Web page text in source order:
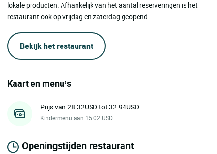
lokale producten. Afhankelijk van het aantal reserveringen is het
restaurant ook op vrijdag en zaterdag geopend.
Bekijk het restaurant
Kaart en menu’s
Prijs van 28.32USD tot 32.94USD
Kindermenu aan 15.02 USD
Openingstijden restaurant